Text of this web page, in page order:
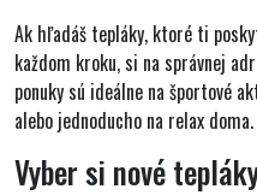
Ak hľadáš tepláky, ktoré ti
každom kroku, si na správnej
ponuky sú ideálne na športové
alebo jednoducho na relax doma.
Vyber si nové